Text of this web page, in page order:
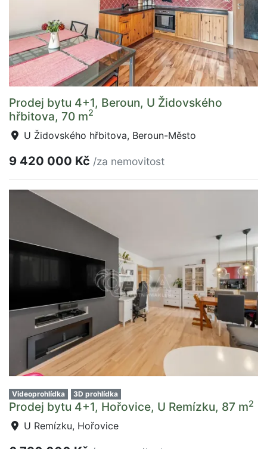
Prodej bytu 4+1, Beroun, U Židovského
hřbitova, 70 m2
U Židovského hřbitova, Beroun-Město
9 420 000 Kč /za nemovitost
Videoprohlídka 3D prohlídka
Prodej bytu 4+1, Hořovice, U Remízku, 87 m2
U Remízku, Hořovice